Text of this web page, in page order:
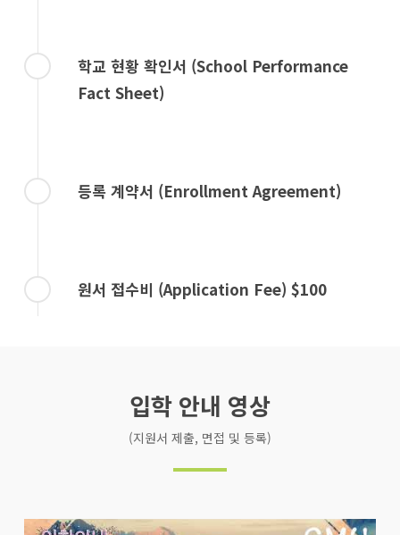
학교 현황 확인서 (School Performance
Fact Sheet)
등록 계약서 (Enrollment Agreement)
원서 접수비 (Application Fee) $100
입학 안내 영상
(지원서 제출, 면접 및 등록)